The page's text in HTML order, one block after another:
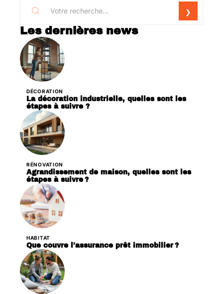
Les dernières news
DÉCORATION
La décoration industrielle, quelles sont les
étapes à suivre ?
RÉNOVATION
Agrandissement de maison, quelles sont les
étapes à suivre ?
HABITAT
Que couvre l’assurance prêt immobilier ?